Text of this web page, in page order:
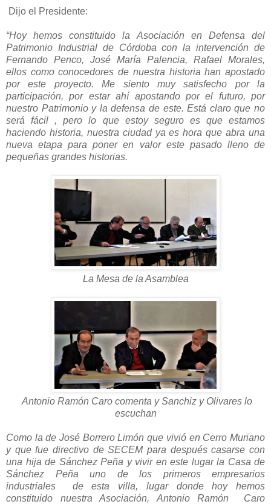
Dijo el Presidente:
“Hoy hemos constituido la Asociación en Defensa del
Patrimonio Industrial de Córdoba con la intervención de
Fernando Penco, José María Palencia, Rafael Morales,
ellos como conocedores de nuestra historia han apostado
por este proyecto. Me siento muy satisfecho por la
participación, por estar ahí apostando por el futuro, por
nuestro Patrimonio y la defensa de este. Está claro que no
será fácil , pero lo que estoy seguro es que estamos
haciendo historia, nuestra ciudad ya es hora que abra una
nueva etapa para poner en valor este pasado lleno de
pequeñas grandes historias.
La Mesa de la Asamblea
Antonio Ramón Caro comenta y Sanchiz y Olivares lo
escuchan
Como la de José Borrero Limón que vivió en Cerro Muriano
y que fue directivo de SECEM para después casarse con
una hija de Sánchez Peña y vivir en este lugar la Casa de
Sánchez Peña uno de los primeros empresarios
industriales de esta villa, lugar donde hoy hemos
constituido nuestra Asociación, Antonio Ramón Caro